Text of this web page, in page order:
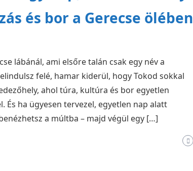
és bor a Gerecse ölében
lábánál, ami elsőre talán csak egy név a
felé, hamar kiderül, hogy Tokod sokkal
ahol túra, kultúra és bor egyetlen
És ha ügyesen tervezel, egyetlen nap alatt
a múltba – majd végül egy […]